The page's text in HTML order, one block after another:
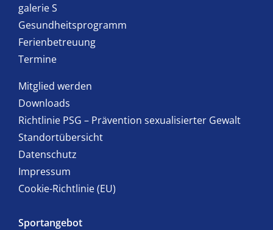
galerie S
Gesundheitsprogramm
Ferienbetreuung
Termine
Mitglied werden
Downloads
Richtlinie PSG – Prävention sexualisierter Gewalt
Standortübersicht
Datenschutz
Impressum
Cookie-Richtlinie (EU)
Sportangebot